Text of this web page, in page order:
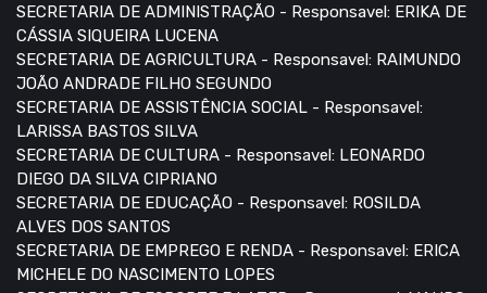
SECRETARIA DE ADMINISTRAÇÃO - Responsavel: ERIKA DE
CÁSSIA SIQUEIRA LUCENA
SECRETARIA DE AGRICULTURA - Responsavel: RAIMUNDO
JOÃO ANDRADE FILHO SEGUNDO
SECRETARIA DE ASSISTÊNCIA SOCIAL - Responsavel:
LARISSA BASTOS SILVA
SECRETARIA DE CULTURA - Responsavel: LEONARDO
DIEGO DA SILVA CIPRIANO
SECRETARIA DE EDUCAÇÃO - Responsavel: ROSILDA
ALVES DOS SANTOS
SECRETARIA DE EMPREGO E RENDA - Responsavel: ERICA
MICHELE DO NASCIMENTO LOPES